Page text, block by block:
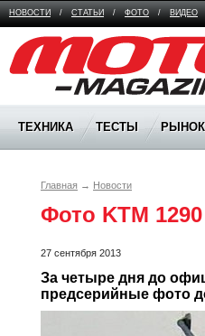
НОВОСТИ / СТАТЬИ / ФОТО / ВИДЕО
Moto Magazine
ТЕХНИКА ТЕСТЫ РЫНОК
Главная → Новости
Фото KTM
27 сентября 2013
За четыре дня до
предсерийные фото